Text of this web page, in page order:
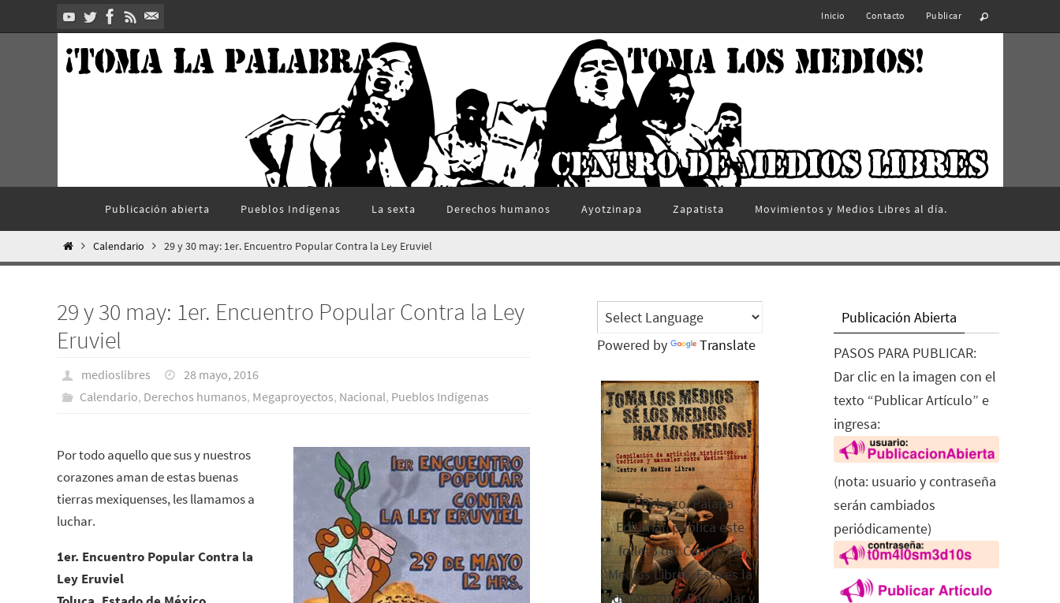
al
Inicio Contacto Publicar
contenido
Publicación abierta Pueblos Indí­genas La sexta Derechos humanos Ayotzinapa Zapatista Movimientos y Medios Libres al día.
InicioCalendario 29 y 30 may: 1er. Encuentro Popular Contra la Ley Eruviel
29 y 30 may: 1er. Encuentro Popular Contra la Ley
Eruviel
medioslibres
28 mayo, 2016
Calendario, Derechos humanos, Megaproyectos, Nacional, Pueblos Indí­genas
Por todo aquello que sus y nuestros
corazones aman de estas buenas
tierras mexiquenses, les llamamos a
luchar.
1er. Encuentro Popular Contra la
Ley Eruviel
Powered by Translate
El Rebozo, Palapa
Editorial, publica este
folleto del Centro de
Medios Libres. Esta es la
edición 2016. Para rolar y
Publicación Abierta
PASOS PARA PUBLICAR:
Dar clic en la imagen con el
texto “Publicar Artículo” e
ingresa:
(nota: usuario y contraseña
serán cambiados
periódicamente)